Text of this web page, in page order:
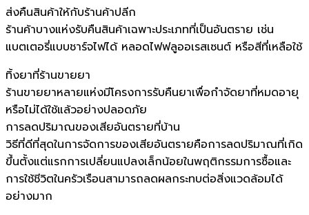
ส่งคืนสินค้าให้กับร้านค้าปลีก
ร้านค้าบางแห่งรับคืนสินค้าเฉพาะประเภทที่เป็นอันตราย เช่น
แบตเตอรี่แบบชาร์จไฟได้ หลอดไฟฟลูออเรสเซนต์ หรือสีที่เหลือใช้
ทิ้งยาที่ร้านขายยา
ร้านขายยาหลายแห่งมีโครงการรับคืนยาเพื่อกำจัดยาที่หมดอายุ
หรือไม่ได้ใช้แล้วอย่างปลอดภัย
การลดปริมาณของเสียอันตรายที่บ้าน
วิธีที่ดีที่สุดในการจัดการของเสียอันตรายคือการลดปริมาณที่เกิด
ขึ้นตั้งแต่แรกการเปลี่ยนแปลงเล็กน้อยในพฤติกรรมการซื้อและ
การใช้ชีวิตในครัวเรือนสามารถลดผลกระทบต่อสิ่งแวดล้อมได้
อย่างมาก